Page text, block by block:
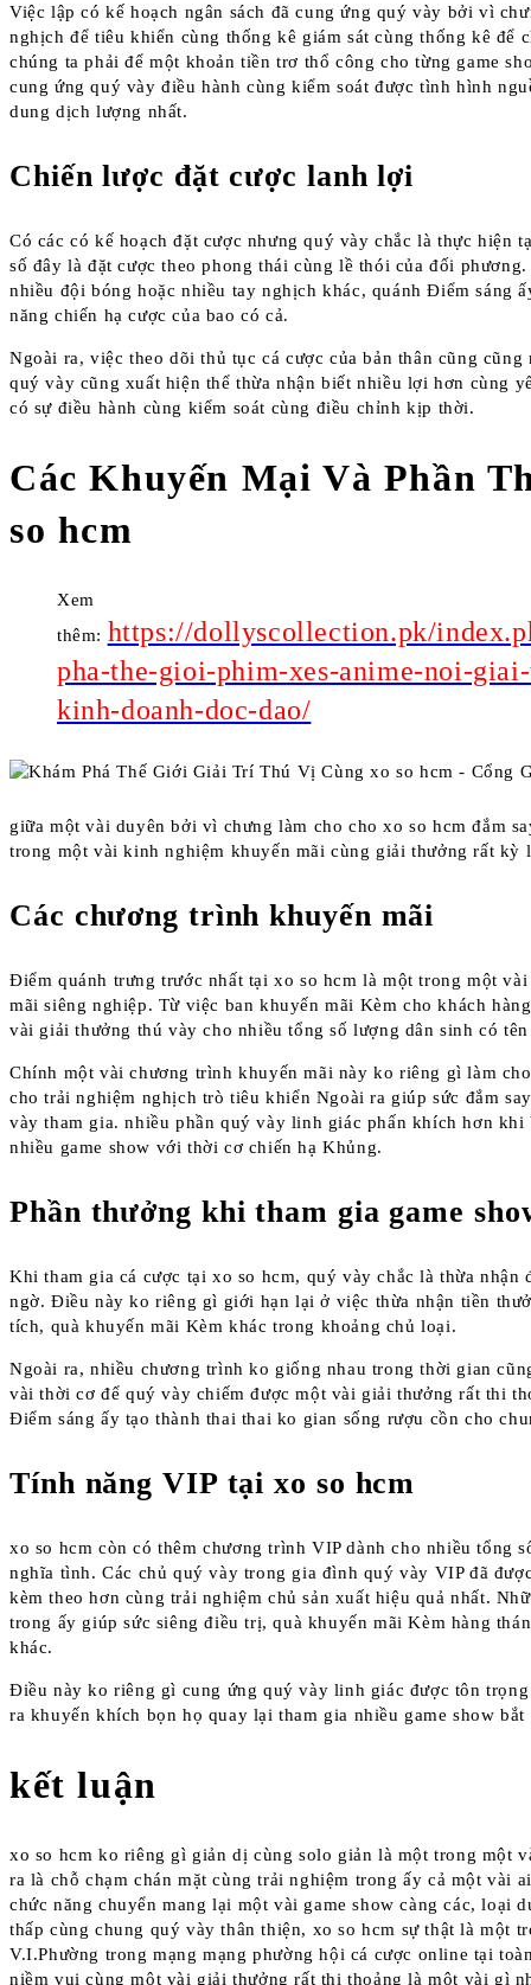
Việc lập có kế hoạch ngân sách đã cung ứng quý vày bởi vì
nghịch để tiêu khiển cùng thống kê giám sát cùng thống kê để
chúng ta phải để một khoản tiền trơ thổ công cho từng game
cung ứng quý vày điều hành cùng kiểm soát được tình hình
dung dịch lượng nhất.
Chiến lược đặt cược lanh lợi
Có các có kế hoạch đặt cược nhưng quý vày chắc là thực hiện
số đây là đặt cược theo phong thái cùng lề thói của đối
nhiều đội bóng hoặc nhiều tay nghịch khác, quánh Điểm sáng
năng chiến hạ cược của bao có cả.
Ngoài ra, việc theo dõi thủ tục cá cược của bản thân cũng cũng
quý vày cũng xuất hiện thể thừa nhận biết nhiều lợi hơn cùng
có sự điều hành cùng kiểm soát cùng điều chỉnh kịp thời.
Các Khuyến Mại Và Phần
so hcm
Xem
thêm: https://dollyscollection.pk/
pha-the-gioi-phim-xes-anime-noi-
kinh-doanh-doc-dao/
giữa một vài duyên bởi vì chưng làm cho cho xo so hcm đắm
trong một vài kinh nghiệm khuyến mãi cùng giải thưởng rất kỳ
Các chương trình khuyến mãi
Điểm quánh trưng trước nhất tại xo so hcm là một trong một
mãi siêng nghiệp. Từ việc ban khuyến mãi Kèm cho khách
vài giải thưởng thú vày cho nhiều tổng số lượng dân sinh có
Chính một vài chương trình khuyến mãi này ko riêng gì làm
cho trải nghiệm nghịch trò tiêu khiển Ngoài ra giúp sức đắm
vày tham gia. nhiều phần quý vày linh giác phấn khích hơn khi
nhiều game show với thời cơ chiến hạ Khủng.
Phần thưởng khi tham gia game
Khi tham gia cá cược tại xo so hcm, quý vày chắc là thừa nhận
ngờ. Điều này ko riêng gì giới hạn lại ở việc thừa nhận tiền
tích, quà khuyến mãi Kèm khác trong khoảng chủ loại.
Ngoài ra, nhiều chương trình ko giống nhau trong thời gian
vài thời cơ để quý vày chiếm được một vài giải thưởng rất thi
Điểm sáng ấy tạo thành thai thai ko gian sống rượu cồn cho
Tính năng VIP tại xo so hcm
xo so hcm còn có thêm chương trình VIP dành cho nhiều tổng
nghĩa tình. Các chủ quý vày trong gia đình quý vày VIP đã
kèm theo hơn cùng trải nghiệm chủ sản xuất hiệu quả nhất.
trong ấy giúp sức siêng điều trị, quà khuyến mãi Kèm hàng
khác.
Điều này ko riêng gì cung ứng quý vày linh giác được tôn
ra khuyến khích bọn họ quay lại tham gia nhiều game show
kết luận
xo so hcm ko riêng gì giản dị cùng solo giản là một trong một
ra là chỗ chạm chán mặt cùng trải nghiệm trong ấy cả một vài
chức năng chuyển mang lại một vài game show càng các, loại
thấp cùng chung quý vày thân thiện, xo so hcm sự thật là một
V.I.Phường trong mạng mạng phường hội cá cược online tại
niềm vui cùng một vài giải thưởng rất thi thoảng là một vài gì